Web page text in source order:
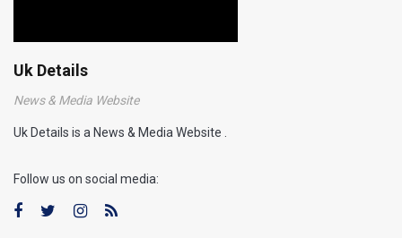
Uk Details
News & Media Website
Uk Details is a News & Media Website .
Follow us on social media: